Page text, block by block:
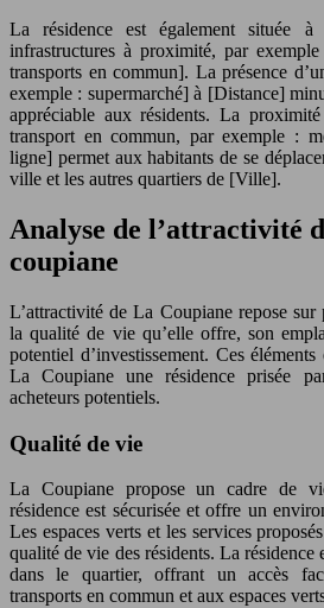
La résidence est également située
infrastructures à proximité, par exemple
transports en commun]. La présence
exemple : supermarché] à [Distance]
appréciable aux résidents. La
transport en commun, par exemple :
ligne] permet aux habitants de se
ville et les autres quartiers de [Ville].
Analyse de l’attractivité
coupiane
L’attractivité de La Coupiane repose sur
la qualité de vie qu’elle offre, son
potentiel d’investissement. Ces
La Coupiane une résidence prisée
acheteurs potentiels.
Qualité de vie
La Coupiane propose un cadre de
résidence est sécurisée et offre un
Les espaces verts et les services
qualité de vie des résidents. La résidence
dans le quartier, offrant un accès
transports en commun et aux espaces